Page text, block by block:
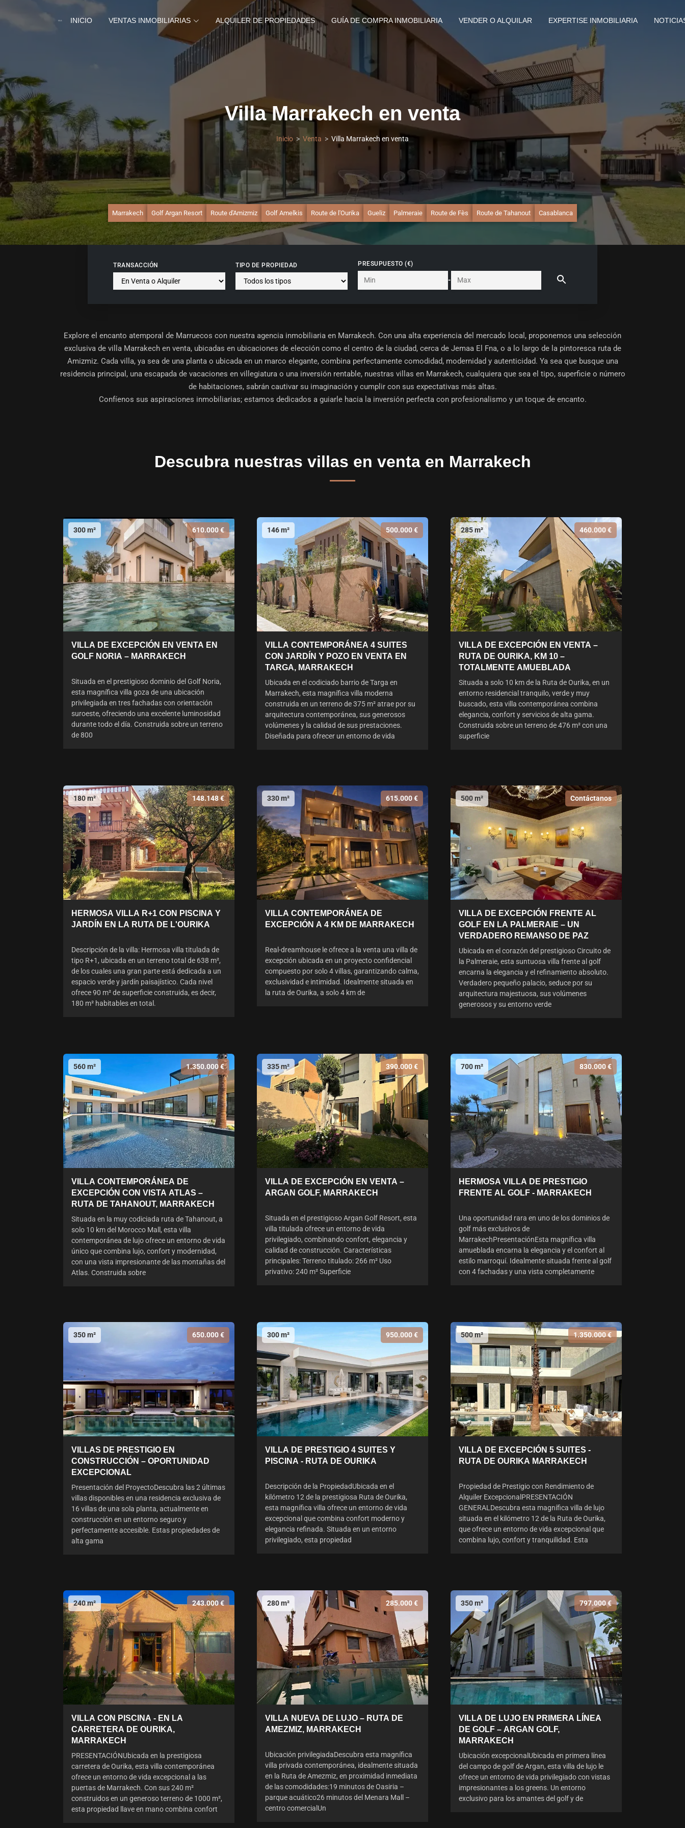
INICIO VENTAS INMOBILIARIAS ALQUILER DE PROPIEDADES GUÍA DE COMPRA INMOBILIARIA VENDER O ALQUILAR EXPERTISE INMOBILIARIA
Villa Marrakech en venta
Inicio Venta Villa Marrakech en venta
Marrakech Golf Argan Resort Route d'Amizmiz Golf Amelkis Route de l'Ourika Gueliz Palmeraie Route de Fès Route de Tahanout Casablanca
TRANSACCIÓN TIPO DE PROPIEDAD PRESUPUESTO (€)
-
Explore el encanto atemporal de Marruecos con nuestra agencia inmobiliaria en Marrakech. Con una alta experiencia del mercado local, proponemos una selección
exclusiva de villa Marrakech en venta, ubicadas en ubicaciones de elección como el centro de la ciudad, cerca de Jemaa El Fna, o a lo largo de la pintoresca ruta de
Amizmiz. Cada villa, ya sea de una planta o ubicada en un marco elegante, combina perfectamente comodidad, modernidad y autenticidad. Ya sea que busque una
residencia principal, una escapada de vacaciones en villegiatura o una inversión rentable, nuestras villas en Marrakech, cualquiera que sea el tipo, superficie o número
de habitaciones, sabrán cautivar su imaginación y cumplir con sus expectativas más altas.
Confíenos sus aspiraciones inmobiliarias; estamos dedicados a guiarle hacia la inversión perfecta con profesionalismo y un toque de encanto.
Descubra nuestras villas en venta en Marrakech
300 m² 610.000 €
VILLA DE EXCEPCIÓN EN VENTA EN
GOLF NORIA – MARRAKECH
Situada en el prestigioso dominio del Golf Noria,
esta magnífica villa goza de una ubicación
privilegiada en tres fachadas con orientación
suroeste, ofreciendo una excelente luminosidad
durante todo el día. Construida sobre un terreno
de 800
146 m² 500.000 €
VILLA CONTEMPORÁNEA 4 SUITES
CON JARDÍN Y POZO EN VENTA EN
TARGA, MARRAKECH
Ubicada en el codiciado barrio de Targa en
Marrakech, esta magnífica villa moderna
construida en un terreno de 375 m² atrae por su
arquitectura contemporánea, sus generosos
volúmenes y la calidad de sus prestaciones.
Diseñada para ofrecer un entorno de vida
285 m² 460.000 €
VILLA DE EXCEPCIÓN EN VENTA –
RUTA DE OURIKA, KM 10 –
TOTALMENTE AMUEBLADA
Situada a solo 10 km de la Ruta de Ourika, en un
entorno residencial tranquilo, verde y muy
buscado, esta villa contemporánea combina
elegancia, confort y servicios de alta gama.
Construida sobre un terreno de 476 m² con una
superficie
180 m² 148.148 €
HERMOSA VILLA R+1 CON PISCINA Y
JARDÍN EN LA RUTA DE L'OURIKA
Descripción de la villa: Hermosa villa titulada de
tipo R+1, ubicada en un terreno total de 638 m²,
de los cuales una gran parte está dedicada a un
espacio verde y jardín paisajístico. Cada nivel
ofrece 90 m² de superficie construida, es decir,
180 m² habitables en total.
330 m² 615.000 €
VILLA CONTEMPORÁNEA DE
EXCEPCIÓN A 4 KM DE MARRAKECH
Real-dreamhouse le ofrece a la venta una villa de
excepción ubicada en un proyecto confidencial
compuesto por solo 4 villas, garantizando calma,
exclusividad e intimidad. Idealmente situada en
la ruta de Ourika, a solo 4 km de
500 m² Contáctanos
VILLA DE EXCEPCIÓN FRENTE AL
GOLF EN LA PALMERAIE – UN
VERDADERO REMANSO DE PAZ
Ubicada en el corazón del prestigioso Circuito de
la Palmeraie, esta suntuosa villa frente al golf
encarna la elegancia y el refinamiento absoluto.
Verdadero pequeño palacio, seduce por su
arquitectura majestuosa, sus volúmenes
generosos y su entorno verde
560 m² 1.350.000 €
VILLA CONTEMPORÁNEA DE
EXCEPCIÓN CON VISTA ATLAS –
RUTA DE TAHANOUT, MARRAKECH
Situada en la muy codiciada ruta de Tahanout, a
solo 10 km del Morocco Mall, esta villa
contemporánea de lujo ofrece un entorno de vida
único que combina lujo, confort y modernidad,
con una vista impresionante de las montañas del
Atlas. Construida sobre
335 m² 390.000 €
VILLA DE EXCEPCIÓN EN VENTA –
ARGAN GOLF, MARRAKECH
Situada en el prestigioso Argan Golf Resort, esta
villa titulada ofrece un entorno de vida
privilegiado, combinando confort, elegancia y
calidad de construcción. Características
principales: Terreno titulado: 266 m² Uso
privativo: 240 m² Superficie
700 m² 830.000 €
HERMOSA VILLA DE PRESTIGIO
FRENTE AL GOLF - MARRAKECH
Una oportunidad rara en uno de los dominios de
golf más exclusivos de
MarrakechPresentaciónEsta magnífica villa
amueblada encarna la elegancia y el confort al
estilo marroquí. Idealmente situada frente al golf
con 4 fachadas y una vista completamente
350 m² 650.000 €
VILLAS DE PRESTIGIO EN
CONSTRUCCIÓN – OPORTUNIDAD
EXCEPCIONAL
Presentación del ProyectoDescubra las 2 últimas
villas disponibles en una residencia exclusiva de
16 villas de una sola planta, actualmente en
construcción en un entorno seguro y
perfectamente accesible. Estas propiedades de
alta gama
300 m² 950.000 €
VILLA DE PRESTIGIO 4 SUITES Y
PISCINA - RUTA DE OURIKA
Descripción de la PropiedadUbicada en el
kilómetro 12 de la prestigiosa Ruta de Ourika,
esta magnífica villa ofrece un entorno de vida
excepcional que combina confort moderno y
elegancia refinada. Situada en un entorno
privilegiado, esta propiedad
500 m² 1.350.000 €
VILLA DE EXCEPCIÓN 5 SUITES -
RUTA DE OURIKA MARRAKECH
Propiedad de Prestigio con Rendimiento de
Alquiler ExcepcionalPRESENTACIÓN
GENERALDescubra esta magnífica villa de lujo
situada en el kilómetro 12 de la Ruta de Ourika,
que ofrece un entorno de vida excepcional que
combina lujo, confort y tranquilidad. Esta
240 m² 243.000 €
VILLA CON PISCINA - EN LA
CARRETERA DE OURIKA,
MARRAKECH
PRESENTACIÓNUbicada en la prestigiosa
carretera de Ourika, esta villa contemporánea
ofrece un entorno de vida excepcional a las
puertas de Marrakech. Con sus 240 m²
construidos en un generoso terreno de 1000 m²,
esta propiedad llave en mano combina confort
280 m² 285.000 €
VILLA NUEVA DE LUJO – RUTA DE
AMEZMIZ, MARRAKECH
Ubicación privilegiadaDescubra esta magnífica
villa privada contemporánea, idealmente situada
en la Ruta de Amezmiz, en proximidad inmediata
de las comodidades:19 minutos de Oasiria –
parque acuático26 minutos del Menara Mall –
centro comercialUn
350 m² 797.000 €
VILLA DE LUJO EN PRIMERA LÍNEA
DE GOLF – ARGAN GOLF,
MARRAKECH
Ubicación excepcionalUbicada en primera línea
del campo de golf de Argan, esta villa de lujo le
ofrece un entorno de vida privilegiado con vistas
impresionantes a los greens. Un entorno
exclusivo para los amantes del golf y de